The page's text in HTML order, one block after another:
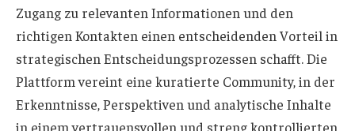
Zugang zu relevanten Informationen und den
richtigen Kontakten einen entscheidenden Vorteil in
strategischen Entscheidungsprozessen schafft. Die
Plattform vereint eine kuratierte Community, in der
Erkenntnisse, Perspektiven und analytische Inhalte
in einem vertrauensvollen und streng kontrollierten